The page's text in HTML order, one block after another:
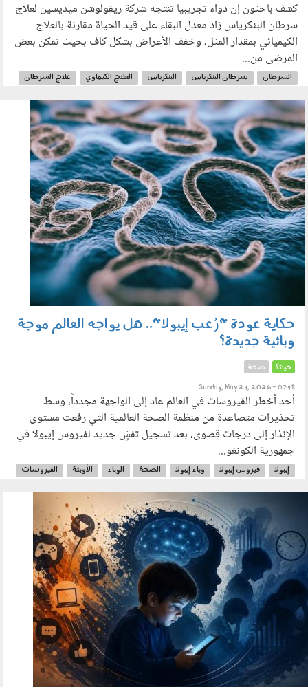
كشف باحثون إن دواء تجريبيا تنتجه شركة ريفولوشن ميديسين لعلاج
سرطان البنكرياس زاد معدل البقاء على قيد الحياة مقارنة بالعلاج
الكيميائي بمقدار المثل، وخفف الأعراض بشكل كاف بحيث تمكن بعض
المرضى من...
السرطان سرطان البنكرياس البنكرياس العلاج الكيماوي
علاج السرطان
240502.jpg
حكاية عودة "رُعب إيبولا".. هل يواجه العالم موجة
وبائية جديدة؟
حياتك صحة
Sunday, May 24, 2026 - 07:48
أحد أخطر الفيروسات في العالم عاد إلى الواجهة مجدداً، وسط
تحذيرات متصاعدة من منظمة الصحة العالمية التي رفعت مستوى
الإنذار إلى درجات قصوى، بعد تسجيل تفشٍ جديد لفيروس إيبولا في
جمهورية الكونغو...
إيبولا فيروس إيبولا وباء إيبولا الصحة الوباء الأوبئة الفيروسات
210502.jpg